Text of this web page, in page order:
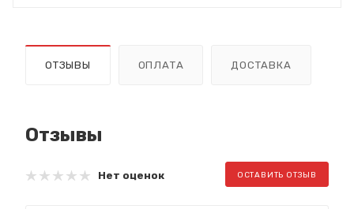
ОТЗЫВЫ ОПЛАТА ДОСТАВКА
Отзывы
Нет оценок ОСТАВИТЬ ОТЗЫВ